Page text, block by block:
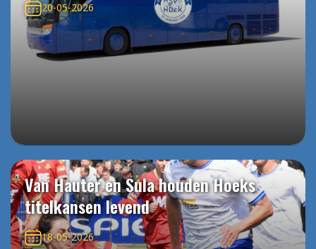
20-05-2026
Van Hauter en Sula houden Hoeks
titelkansen levend
18-05-2026